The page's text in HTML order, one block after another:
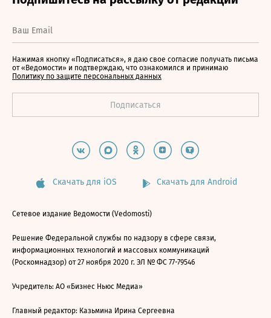
Нажимая кнопку «Подписаться», я даю свое согласие получать письма
от «Ведомости» и подтверждаю, что ознакомился и принимаю
Политику по защите персональных данных
Скачать для iOS Скачать для Android
Сетевое издание Ведомости (Vedomosti)
Решение Федеральной службы по надзору в сфере связи,
информационных технологий и массовых коммуникаций
(Роскомнадзор) от 27 ноября 2020 г. ЭЛ № ФС 77-79546
Учредитель: АО «Бизнес Ньюс Медиа»
Главный редактор: Казьмина Ирина Сергеевна